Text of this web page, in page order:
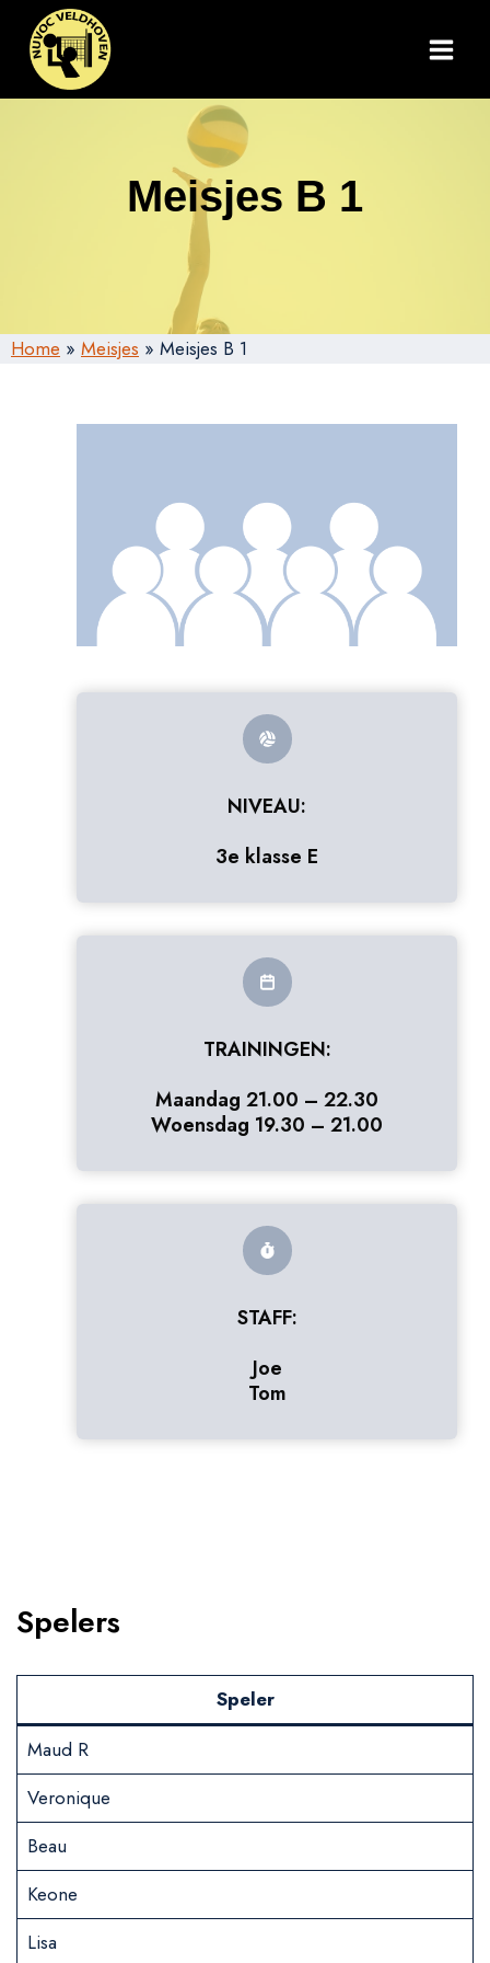
Doorgaan
naar
inhoud
Meisjes B 1
Home » Meisjes » Meisjes B 1
NIVEAU:
3e klasse E
TRAININGEN:
Maandag 21.00 – 22.30
Woensdag 19.30 – 21.00
STAFF:
Joe
Tom
Spelers
Speler
Maud R
Veronique
Beau
Keone
Lisa